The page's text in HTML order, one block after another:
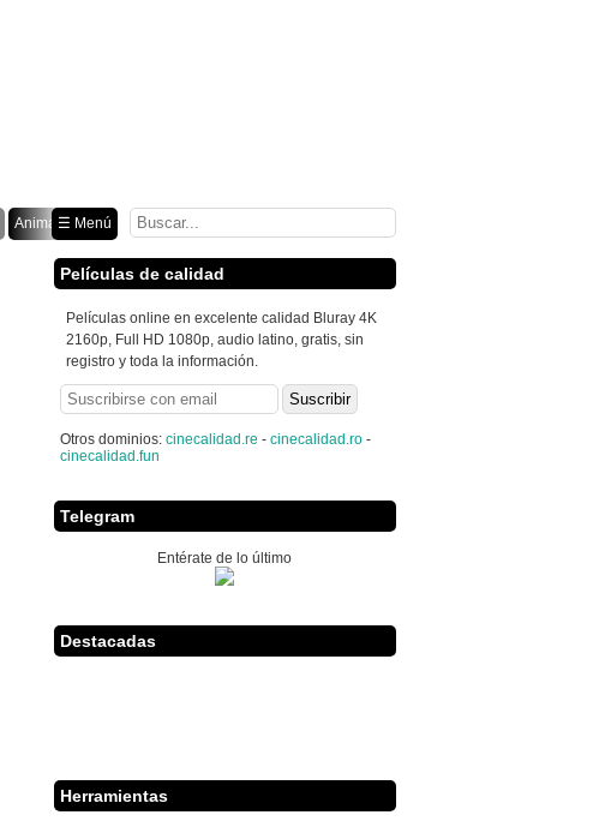
Animación☰ Menú
Películas de calidad
Películas online en excelente calidad Bluray 4K
2160p, Full HD 1080p, audio latino, gratis, sin
registro y toda la información.
Otros dominios: cinecalidad.re - cinecalidad.ro-
cinecalidad.fun
Telegram
Entérate de lo último
Destacadas
Herramientas